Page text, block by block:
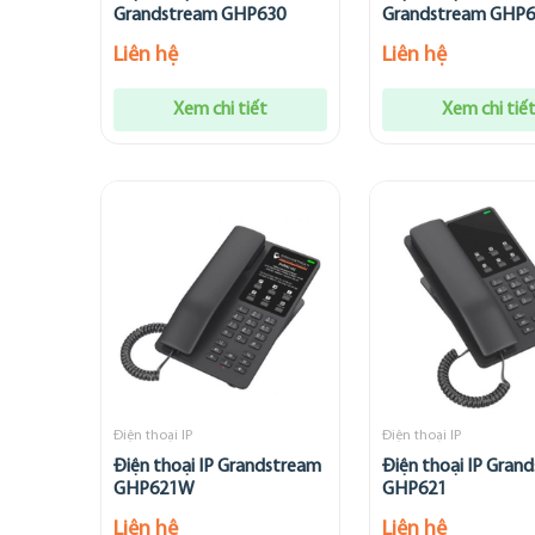
Grandstream GHP630
Liên hệ
Xem chi tiết
Grandstream
Liên hệ
Xem chi tiết
Điện thoại IP
Điện thoại IP Grandstream
GHP621W
Liên hệ
Điện thoại IP
Điện thoại IP
GHP621
Liên hệ